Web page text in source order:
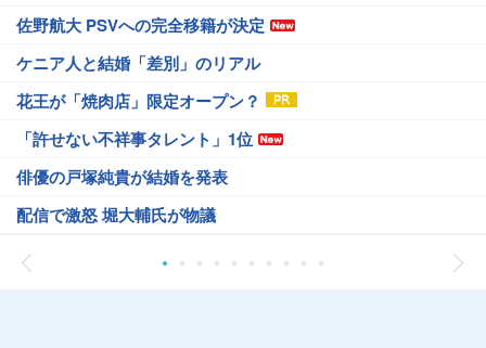
佐野航大 PSVへの完全移籍が決定
ケニア人と結婚「差別」のリアル
花王が「焼肉店」限定オープン？
「許せない不祥事タレント」1位
俳優の戸塚純貴が結婚を発表
配信で激怒 堀大輔氏が物議